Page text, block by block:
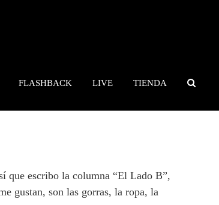
FLASHBACK LIVE TIENDA
que escribo la columna “El Lado B”,
gustan, son las gorras, la ropa, la